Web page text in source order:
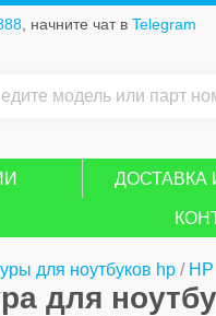
, начните чат в Telegram
ДОСТАВКА
для ноутбуков hp / HP
для